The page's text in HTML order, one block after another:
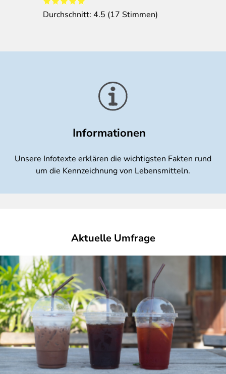
Durchschnitt: 4.5 (17 Stimmen)
Informationen
Unsere Infotexte erklären die wichtigsten Fakten rund
um die Kennzeichnung von Lebensmitteln.
Aktuelle Umfrage